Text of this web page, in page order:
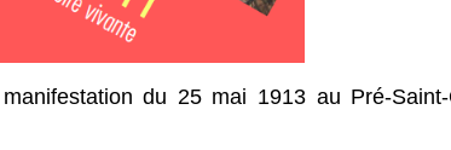
du 25 mai 1913 au Pré-